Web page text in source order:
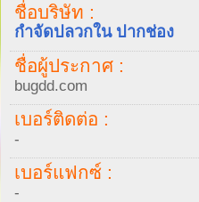
ชื่อบริษัท :
กำจัดปลวกใน ปากช่อง
ชื่อผู้ประกาศ :
bugdd.com
เบอร์ติดต่อ :
-
เบอร์แฟกซ์ :
-